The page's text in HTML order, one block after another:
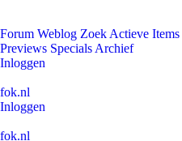
Forum Weblog Zoek Actieve Items
Previews Specials Archief
Inloggen
fok.nl
Inloggen
fok.nl